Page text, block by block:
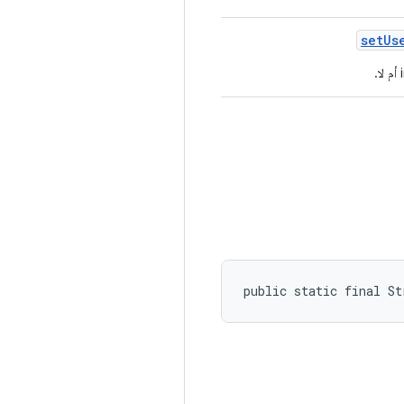
set
public static final